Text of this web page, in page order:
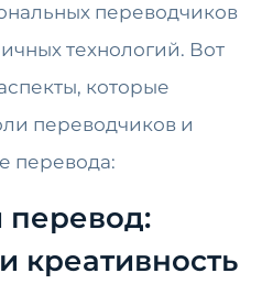
переводчиков
технологий. Вот
которые
переводчиков и
перевода:
перевод:
креативность